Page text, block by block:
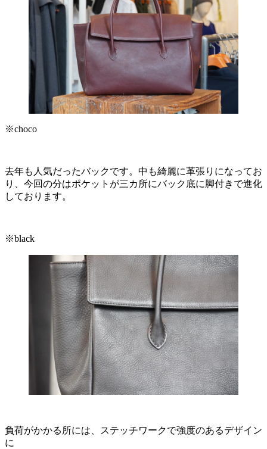
※choco
去年も人気だったバックです。中も綺麗に革張りになってお
り、今回の分はポケットが三カ所にバック底に脚付きで進化
しております。
※black
負荷がかかる所には、ステッチワークで強度のあるデザイン
に